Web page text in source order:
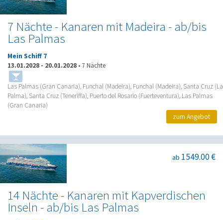
7 Nächte - Kanaren mit Madeira - ab/bis
Las Palmas
Mein Schiff 7
13.01.2028 - 20.01.2028 • 7 Nächte
Las Palmas (Gran Canaria), Funchal (Madeira), Funchal (Madeira), Santa Cruz (La
Palma), Santa Cruz (Teneriffa), Puerto del Rosario (Fuerteventura), Las Palmas
(Gran Canaria)
zum Angebot
14 Nächte - Kanaren mit Kapverdischen
Inseln - ab/bis Las Palmas
ab 1549.00 €